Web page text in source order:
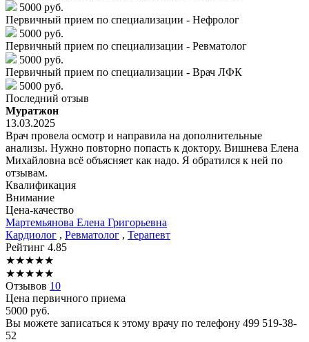
5000 руб.
Первичный прием по специализации - Нефролог
5000 руб.
Первичный прием по специализации - Ревматолог
5000 руб.
Первичный прием по специализации - Врач ЛФК
5000 руб.
Последний отзыв
Муратжон
13.03.2025
Врач провела осмотр и направила на дополнительные
анализы. Нужно повторно попасть к доктору. Вишнева Елена
Михайловна всё объясняет как надо. Я обратился к ней по
отзывам.
Квалификация
Внимание
Цена-качество
Мартемьянова Елена Григорьевна
Кардиолог , Ревматолог , Терапевт
Рейтинг 4.85
★★★★★
★★★★★
Отзывов 10
Цена первичного приема
5000 руб.
Вы можете записаться к этому врачу по телефону 499 519-38-
52